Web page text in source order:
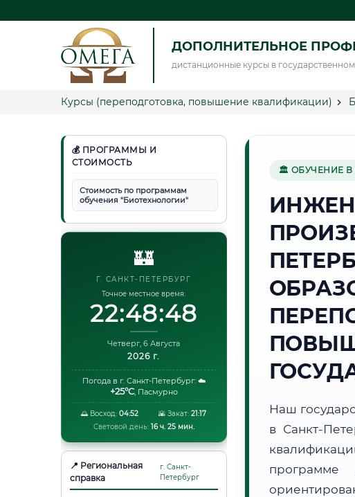
ДОПОЛНИТЕЛЬНОЕ
дистанционные курсы в
Курсы (переподготовка, повышение квалификации)
💰 ПРОГРАММЫ И
СТОИМОСТЬ
Стоимость по программам
обучения "Биотехнологии"
🏰
Г. САНКТ-ПЕТЕРБУРГ
Точное местное время:
22:48:49
Четверг, 6 Августа
2026 г.
Погода в г. Санкт-Петербург: ☁️
+25°C, Пасмурно
🌅 Восход: 04:52 🌇 Закат: 21:17
Световой день: 16 ч. 25 мин.
📍 Региональная
справка
г. Санкт-
Петербург
🏛 ОБУЧЕНИЕ В
Наш
в Санкт-
программе